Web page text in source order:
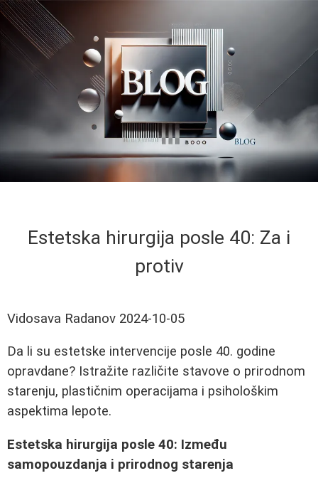
Estetska hirurgija posle 40: Za i
protiv
Vidosava Radanov 2024-10-05
Da li su estetske intervencije posle 40. godine
opravdane? Istražite različite stavove o prirodnom
starenju, plastičnim operacijama i psihološkim
aspektima lepote.
Estetska hirurgija posle 40: Između
samopouzdanja i prirodnog starenja